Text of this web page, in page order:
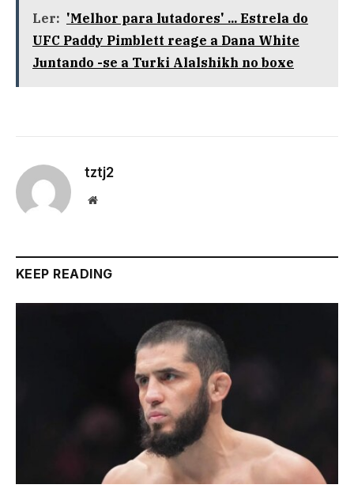
Ler: 'Melhor para lutadores' ... Estrela do
UFC Paddy Pimblett reage a Dana White
Juntando -se a Turki Alalshikh no boxe
tztj2
Website
KEEP READING